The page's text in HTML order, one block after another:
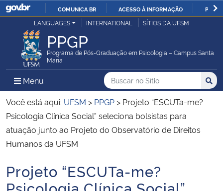
IR
O
COMUNICA BR ACESSO À INFORMAÇÃO
Ministério da Justiça e Segurança Pública
Ministério da Defesa
Ministério das Relações Exteriores
Ministério da Economia
Ministério da Agricultura, Pecuária e Abastecimento
LANGUAGES INTERNATIONAL SÍTIOS DA UFSM
PPGP
Programa de Pós-Graduação em Psicologia – Campus Santa
Maria
Menu Menu Principal do Sítio
Busca
Buscar no no Sítio
Busca:
Você está aqui: UFSM > PPGP > Projeto “ESCUTa-me?
Psicologia Clínica Social” seleciona bolsistas para
atuação junto ao Projeto do Observatório de Direitos
Humanos da UFSM
Início do conteúdo
Projeto “ESCUTa-me?